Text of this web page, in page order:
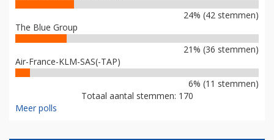
24% (42 stemmen)
The Blue Group
21% (36 stemmen)
Air-France-KLM-SAS(-TAP)
6% (11 stemmen)
Totaal aantal stemmen: 170
Meer polls